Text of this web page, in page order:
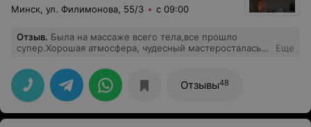
Минск, ул. Филимонова, 55/3 с 09:00
Отзыв. Была на массаже всего тела,все прошло
супер.Хорошая атмосфера, чудесный мастеросталась
Еще
Отзывы48